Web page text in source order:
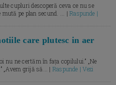
cupluri descoperă ceva ce nu se
mută pe plan secund. ... |Raspunde |
care plutesc in aer
nu ne certăm în fața copilului.” „Ne
„Avem grijă să... | Raspunde | Vezi